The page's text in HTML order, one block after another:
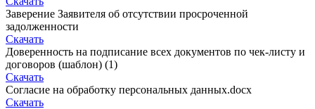
Заверение Заявителя об отсутствии просроченной
задолженности
Скачать
Доверенность на подписание всех документов по чек-листу и
договоров (шаблон) (1)
Скачать
Согласие на обработку персональных данных.docx
Скачать